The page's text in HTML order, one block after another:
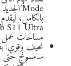
Mode’
مساحات عمل